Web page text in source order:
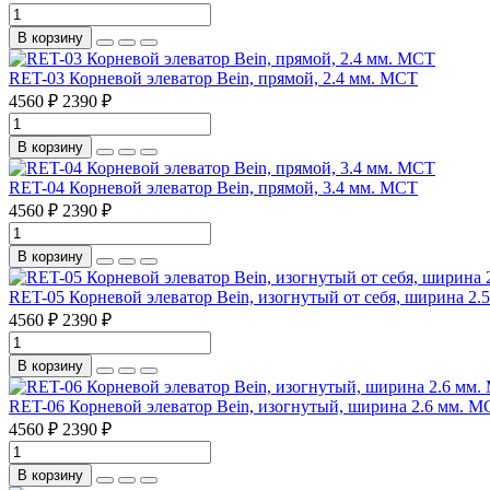
В корзину
RET-03 Корневой элеватор Bein, прямой, 2.4 мм. МСТ
4560 ₽ 2390 ₽
В корзину
RET-04 Корневой элеватор Bein, прямой, 3.4 мм. МСТ
4560 ₽ 2390 ₽
В корзину
RET-05 Корневой элеватор Bein, изогнутый от себя, ширина
4560 ₽ 2390 ₽
В корзину
RET-06 Корневой элеватор Bein, изогнутый, ширина 2.6 мм.
4560 ₽ 2390 ₽
В корзину